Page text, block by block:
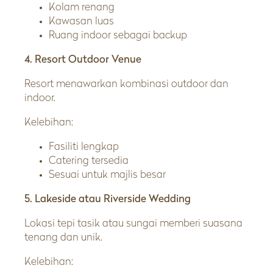
Kolam renang
Kawasan luas
Ruang indoor sebagai backup
4. Resort Outdoor Venue
Resort menawarkan kombinasi outdoor dan
indoor.
Kelebihan:
Fasiliti lengkap
Catering tersedia
Sesuai untuk majlis besar
5. Lakeside atau Riverside Wedding
Lokasi tepi tasik atau sungai memberi suasana
tenang dan unik.
Kelebihan: